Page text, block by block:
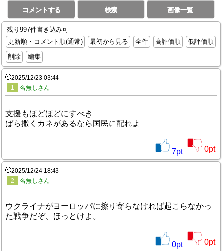
コメントする 検索 画像一覧
残り997件書き込み可
更新順・コメント順(通常)
最初から見る 全件 高評価順
低評価順
削除
編集
2025/12/23 03:44
1
名無しさん
支援もほどほどにすべき
ばら撒くカネがあるなら国民に配れよ
7pt 0pt
2025/12/24 18:43
2
名無しさん
ウクライナがヨーロッパに擦り寄らなければ起こらなかっ
た戦争だぞ、ほっとけよ。
0pt 0pt